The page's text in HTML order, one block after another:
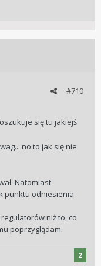
#710
się tu jakiejś
no to jak się nie
Natomiast
punktu odniesienia
niż to, co
poprzyglądam.
2